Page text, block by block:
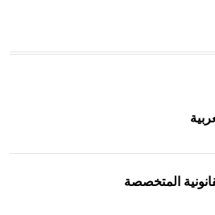
المتخصصة